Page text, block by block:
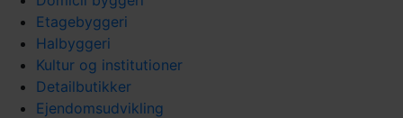
Etagebyggeri
Halbyggeri
Kultur og institutioner
Detailbutikker
Ejendomsudvikling